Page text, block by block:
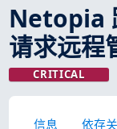
Netopia
请求远程
CRITICAL
信息 依存